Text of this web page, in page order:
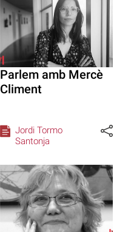
Parlem amb Mercè
Climent
Jordi Tormo
Santonja